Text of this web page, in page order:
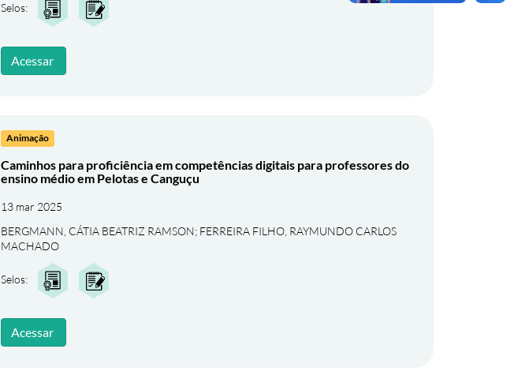
Selos:
Acessar
Animação
Caminhos para proficiência em competências digitais para professores do
ensino médio em Pelotas e Canguçu
13 mar 2025
BERGMANN, CÁTIA BEATRIZ RAMSON; FERREIRA FILHO, RAYMUNDO CARLOS
MACHADO
Selos:
Acessar